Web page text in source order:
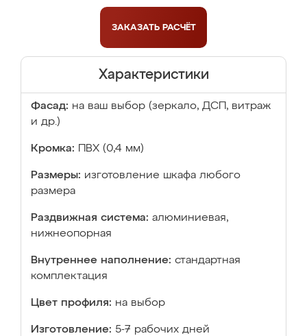
ЗАКАЗАТЬ РАСЧЁТ
Характеристики
Фасад: на ваш выбор (зеркало, ДСП, витраж
и др.)
Кромка: ПВХ (0,4 мм)
Размеры: изготовление шкафа любого
размера
Раздвижная система: алюминиевая,
нижнеопорная
Внутреннее наполнение: стандартная
комплектация
Цвет профиля: на выбор
Изготовление: 5-7 рабочих дней